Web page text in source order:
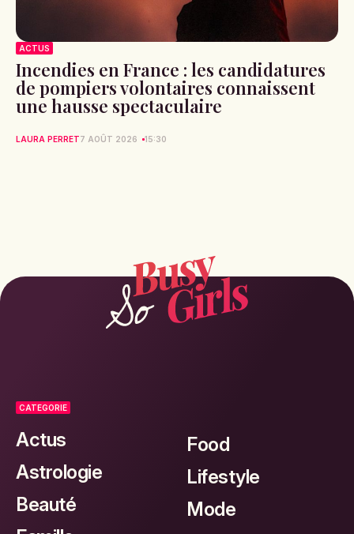
ACTUS
Incendies en France : les candidatures
de pompiers volontaires connaissent
une hausse spectaculaire
LAURA PERRET7 AOÛT 2026 15:30
CATEGORIE
Actus
Astrologie
Beauté
Food
Lifestyle
Mode